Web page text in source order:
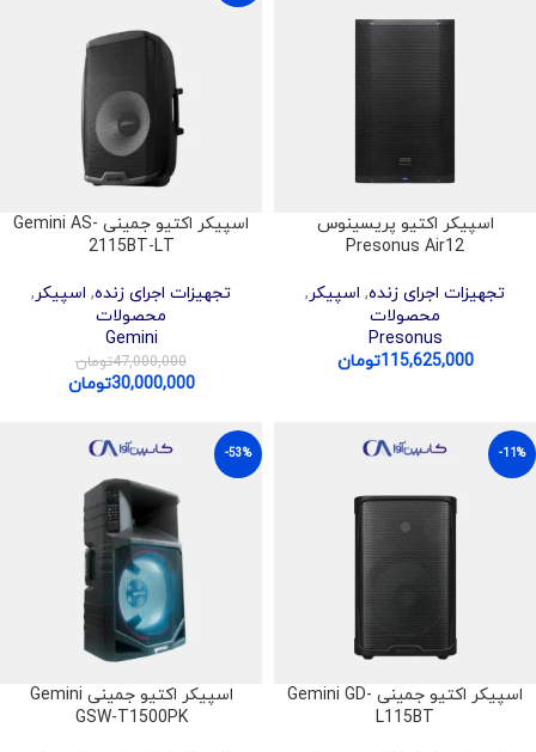
اسپیکر اکتیو پریسینوس
Presonus Air12
تجهیزات اجرای زنده, اسپیکر,
محصولات
Presonus
115,625,000تومان
اسپیکر اکتیو جمینی Gemini AS-
2115BT-LT
تجهیزات اجرای زنده, اسپیکر,
محصولات
Gemini
47,000,000تومان
30,000,000تومان
-11%
اسپیکر اکتیو جمینی Gemini GD-
L115BT
-53%
اسپیکر اکتیو جمینی Gemini
GSW-T1500PK